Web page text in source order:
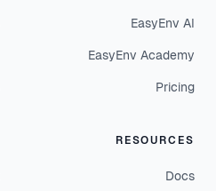
EasyEnv AI
EasyEnv Academy
Pricing
RESOURCES
Docs